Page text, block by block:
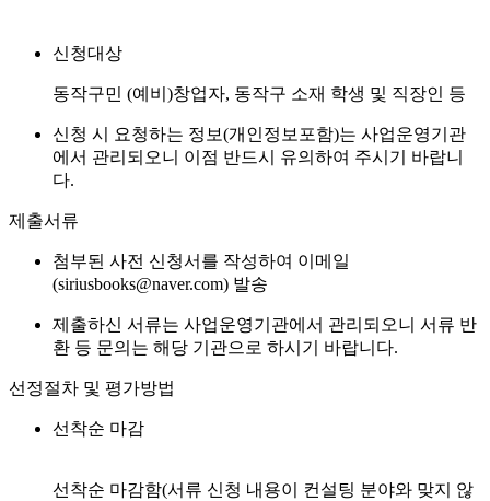
신청대상
동작구민 (예비)창업자, 동작구 소재 학생 및 직장인 등
신청 시 요청하는 정보(개인정보포함)는 사업운영기관
에서 관리되오니 이점 반드시 유의하여 주시기 바랍니
다.
제출서류
첨부된 사전 신청서를 작성하여 이메일
(siriusbooks@naver.com) 발송
제출하신 서류는 사업운영기관에서 관리되오니 서류 반
환 등 문의는 해당 기관으로 하시기 바랍니다.
선정절차 및 평가방법
선착순 마감
선착순 마감함(서류 신청 내용이 컨설팅 분야와 맞지 않